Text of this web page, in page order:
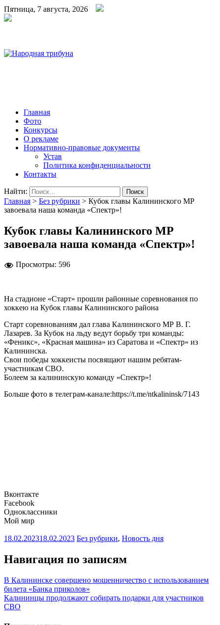
Пятница, 7 августа, 2026
Главная
Фото
Конкурсы
О рекламе
Нормативно-правовые документы
Устав
Политика конфиденциальности
Контакты
Найти:
Главная > Без рубрики > Кубок главы Калининского МР
завоевала наша команда «Спектр»!
Кубок главы Калининского МР
завоевала наша команда «Спектр»!
Просмотры: 596
На стадионе «Старт» прошли районные соревнования по
хоккею на Кубок главы Калининского района
Старт соревнованиям дал глава Калининского МР В. Г.
Лазарев. За Кубок на льду ведут борьбу три команды:
«Феникс», «Красная машина» из Саратова и «Спектр» из
Калининска.
Свои победы хоккеисты посвящают нашим ребятам-
участникам СВО.
Болеем за калининскую команду «Спектр»!
Больше фото в телеграм-канале:https://t.me/ntkalininsk/7143
Вконтакте
Facebook
Одноклассники
Мой мир
18.02.202318.02.2023 Без рубрики, Новость дня
Навигация по записям
В Калининске совершено мошенничество с использованием
билета «Банка приколов»
Калининцы продолжают собирать подарки для участников
СВО